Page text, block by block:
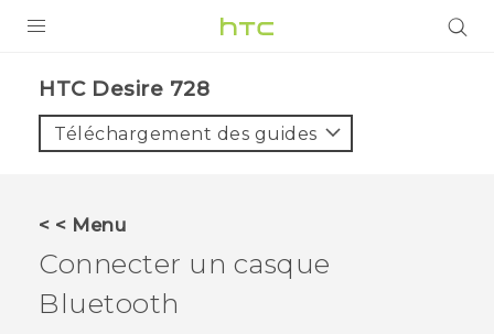
VIVE
VIVERSE
HTC Desire 728‎
Téléchargement des guides
< < Menu
Connecter un casque
Bluetooth